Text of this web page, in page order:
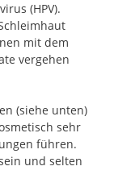
(HPV).
mit dem
vergehen
(siehe unten)
sehr
führen.
und selten